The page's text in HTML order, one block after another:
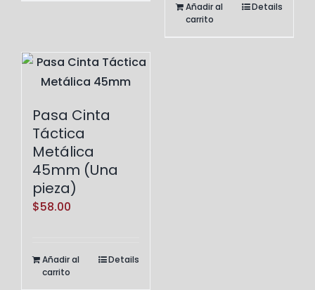
producto
Añadir al
carrito
Details
Pasa Cinta
Táctica
Metálica
45mm (Una
pieza)
$58.00
Añadir al
carrito
Details